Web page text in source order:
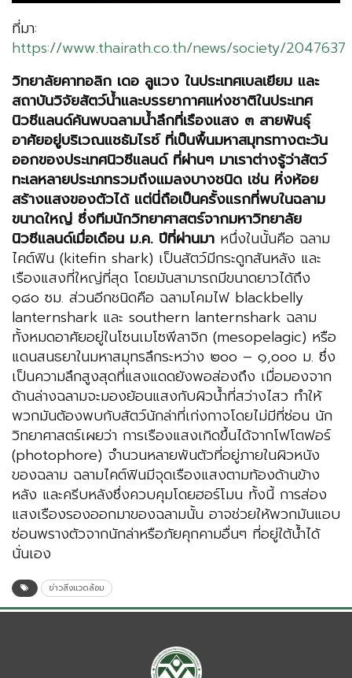
ที่มา:
https://www.thairath.co.th/news/society/2047637
วิทยาลัยคาทอลิก เดอ ลูแวง ในประเทศเบลเยียม และ
สถาบันวิจัยสัตว์น้ำและบรรยากาศแห่งชาติในประเทศ
นิวซีแลนด์ค้นพบฉลามน้ำลึกที่เรืองแสง ๓ สายพันธุ์
อาศัยอยู่บริเวณแชธัมไรซ์ ที่เป็นพื้นมหาสมุทรทางตะวัน
ออกของประเทศนิวซีแลนด์ ที่ผ่านๆ มาเราต่างรู้ว่าสัตว์
ทะเลหลายประเภทรวมถึงแมลงบางชนิด เช่น หิ่งห้อย
สร้างแสงของตัวได้ แต่นี่ถือเป็นครั้งแรกที่พบในฉลาม
ขนาดใหญ่ ซึ่งทีมนักวิทยาศาสตร์จากมหาวิทยาลัย
นิวซีแลนด์เมื่อเดือน ม.ค. ปีที่ผ่านมา หนึ่งในนั้นคือ ฉลาม
ไคต์ฟิน (kitefin shark) เป็นสัตว์มีกระดูกสันหลัง และ
เรืองแสงที่ใหญ่ที่สุด โดยมันสามารถมีขนาดยาวได้ถึง
๑๘๐ ซม. ส่วนอีกชนิดคือ ฉลามโคมไฟ blackbelly
lanternshark และ southern lanternshark ฉลาม
ทั้งหมดอาศัยอยู่ในโซนเมโซพีลาจิก (mesopelagic) หรือ
แดนสนธยาในมหาสมุทรลึกระหว่าง ๒๐๐ – ๑,๐๐๐ ม. ซึ่ง
เป็นความลึกสูงสุดที่แสงแดดยังพอส่องถึง เมื่อมองจาก
ด้านล่างฉลามจะมองย้อนแสงกับผิวน้ำที่สว่างไสว ทำให้
พวกมันต้องพบกับสัตว์นักล่าที่เก่งกาจโดยไม่มีที่ซ่อน นัก
วิทยาศาสตร์เผยว่า การเรืองแสงเกิดขึ้นได้จากโฟโตฟอร์
(photophore) จำนวนหลายพันตัวที่อยู่ภายในผิวหนัง
ของฉลาม ฉลามไคต์ฟินมีจุดเรืองแสงตามท้องด้านข้าง
หลัง และครีบหลังซึ่งควบคุมโดยฮอร์โมน ทั้งนี้ การส่อง
แสงเรืองรองออกมาของฉลามนั้น อาจช่วยให้พวกมันแอบ
ซ่อนพรางตัวจากนักล่าหรือภัยคุกคามอื่นๆ ที่อยู่ใต้น้ำได้
นั่นเอง
ข่าวสิ่งแวดล้อม